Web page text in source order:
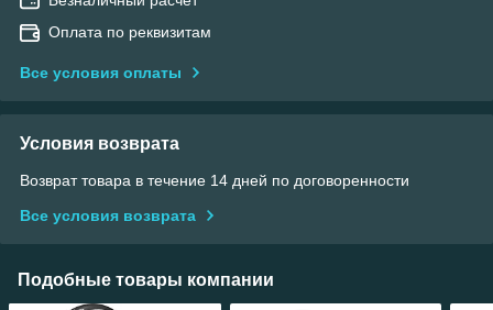
Оплата по реквизитам
Все условия оплаты
Условия возврата
Возврат товара в течение 14 дней по договоренности
Все условия возврата
Подобные товары компании